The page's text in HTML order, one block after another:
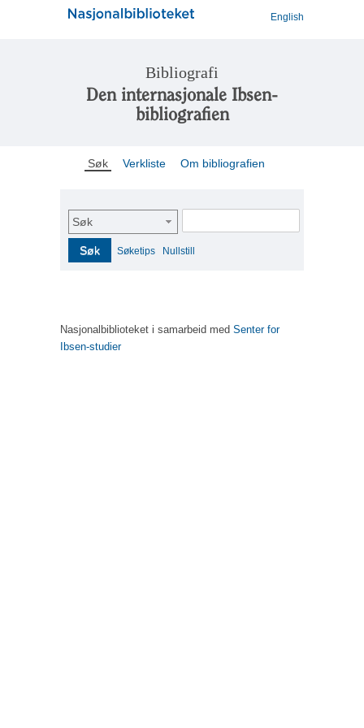
English
Bibliografi
Den internasjonale Ibsen-
bibliografien
Søk Verkliste Om bibliografien
Søk
Søk Søketips Nullstill
Nasjonalbiblioteket i samarbeid med Senter for
Ibsen-studier